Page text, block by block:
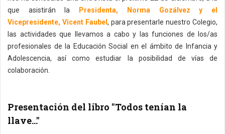
que asistirán la
Presidenta, Norma Gozálvez y el
Vicepresidente, Vicent Faubel , para presentarle nuestro Colegio,
las actividades que llevamos a cabo y las funciones de los/as
profesionales de la Educación Social en el ámbito de Infancia y
Adolescencia, así como estudiar la posibilidad de vías de
colaboración.
Presentación del libro "Todos tenían la
llave..."